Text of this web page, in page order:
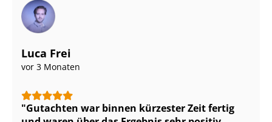
Luca Frei
vor 3 Monaten
Gutachten war binnen kürzester Zeit fertig